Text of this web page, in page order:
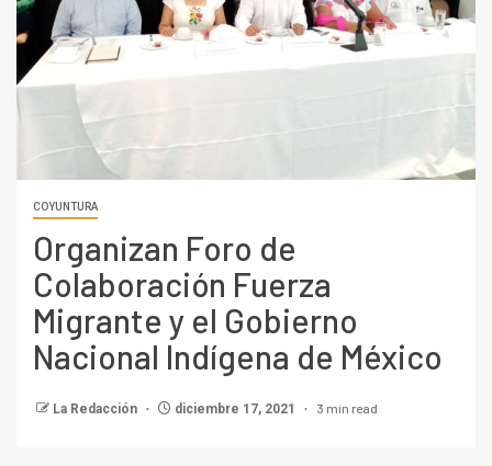
COYUNTURA
Organizan Foro de
Colaboración Fuerza
Migrante y el Gobierno
Nacional Indígena de México
La Redacción diciembre 17, 2021 3 min read